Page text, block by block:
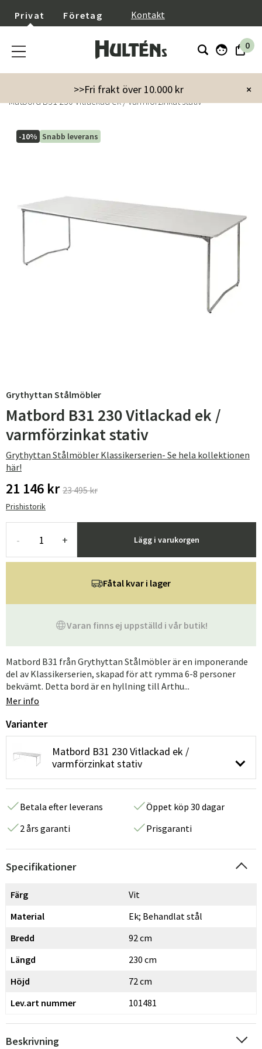
Privat Företag Kontakt
0
×
>>Fri frakt över 10.000 kr
Utemöbler Utebord
Matbord
Matbord B31 230 Vitlackad ek / varmförzinkat stativ
-10% Snabb leverans
Grythyttan Stålmöbler
Matbord B31 230 Vitlackad ek /
varmförzinkat stativ
Grythyttan Stålmöbler Klassikerserien- Se hela kollektionen
här!
21 146 kr 23 495 kr
Prishistorik
- + Lägg i varukorgen
Varan finns ej uppställd i vår butik!
Fåtal kvar i lager
Matbord B31 från Grythyttan Stålmöbler är en imponerande
del av Klassikerserien, skapad för att rymma 6-8 personer
bekvämt. Detta bord är en hyllning till Arthu...
Mer info
Varianter
Matbord B31 230 Vitlackad ek /
varmförzinkat stativ
Betala efter leverans
Öppet köp 30 dagar
2 års garanti
Prisgaranti
Specifikationer
Färg
Vit
Material
Ek; Behandlat stål
Bredd
92 cm
Längd
230 cm
Höjd
72 cm
Lev.art nummer
101481
Beskrivning